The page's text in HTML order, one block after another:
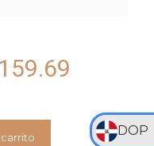
DOP
159.69